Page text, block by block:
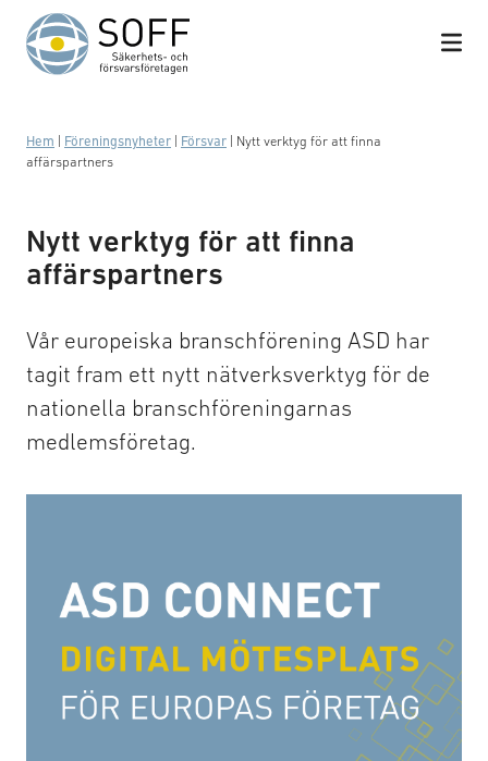
Hoppa till innehåll
Hem Föreningsnyheter Försvar
Nytt verktyg för att finna
affärspartners
Nytt verktyg för att finna
affärspartners
Vår europeiska branschförening ASD har
tagit fram ett nytt nätverksverktyg för de
nationella branschföreningarnas
medlemsföretag.